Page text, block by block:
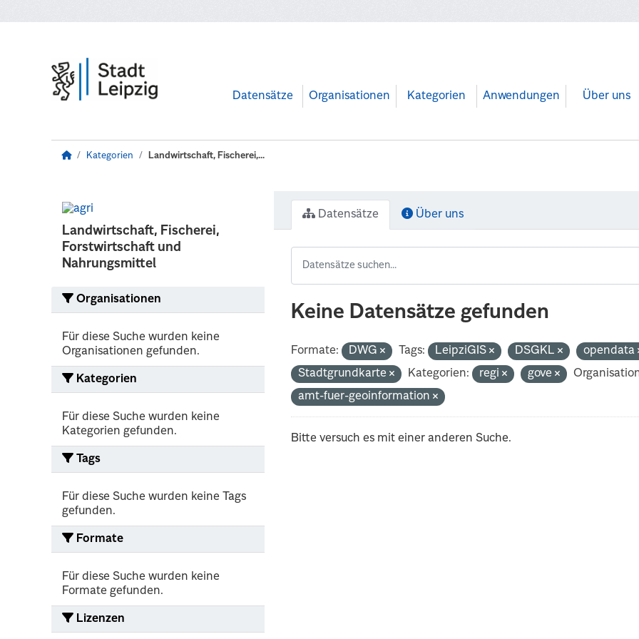
Datensätze Organisationen Kategorien Anwendungen Über uns
Kategorien Landwirtschaft, Fischerei,...
Landwirtschaft, Fischerei,
Forstwirtschaft und
Nahrungsmittel
Organisationen
Für diese Suche wurden keine
Organisationen gefunden.
Kategorien
Für diese Suche wurden keine
Kategorien gefunden.
Tags
Für diese Suche wurden keine Tags
gefunden.
Formate
Für diese Suche wurden keine
Formate gefunden.
Lizenzen
Datensätze Über uns
Keine Datensätze gefunden
Formate: DWG Tags: LeipziGIS DSGKL
opendata
Stadtgrundkarte
Kategorien: regi gove
amt-fuer-geoinformation
Bitte versuch es mit einer anderen Suche.